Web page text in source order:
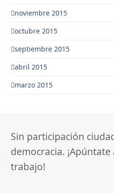
noviembre 2015
octubre 2015
septiembre 2015
abril 2015
marzo 2015
Sin participación
democracia.
trabajo!